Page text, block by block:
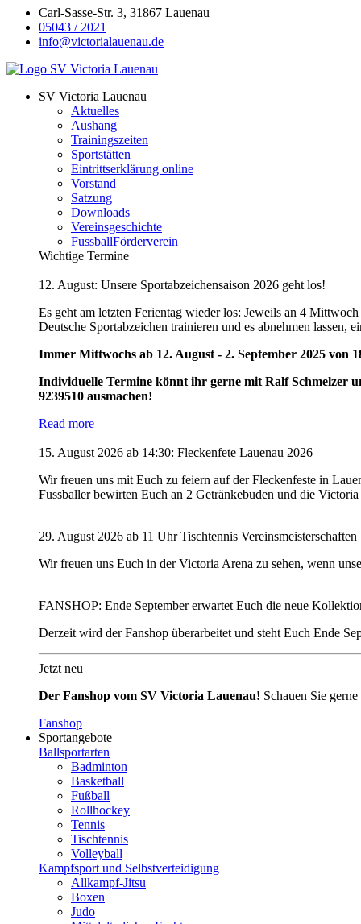
Carl-Sasse-Str. 3, 31867 Lauenau
05043 / 2021
info@victorialauenau.de
SV Victoria Lauenau
Aktuelles
Aushang
Trainingszeiten
Sportstätten
Eintrittserklärung online
Vorstand
Satzung
Downloads
Vereinsgeschichte
FussballFörderverein
Wichtige Termine
12. August: Unsere Sportabzeichensaison 2026 geht los!
Es geht am letzten Ferientag wieder los: Jeweils an 4
Deutsche Sportabzeichen trainieren und es abnehmen
Immer Mittwochs ab 12. August - 2. September 2025
Individuelle Termine könnt ihr gerne mit Ralf Schmelzer
9239510 ausmachen!
Read more
15. August 2026 ab 14:30: Fleckenfete Lauenau 2026
Wir freuen uns mit Euch zu feiern auf der Fleckenfeste in
Fussballer bewirten Euch an 2 Getränkebuden und die
29. August 2026 ab 11 Uhr Tischtennis Vereinsmeisterschaften
Wir freuen uns Euch in der Victoria Arena zu sehen, wenn
FANSHOP: Ende September erwartet Euch die neue
Derzeit wird der Fanshop überarbeitet und steht Euch Ende
Jetzt neu
Der Fanshop vom SV Victoria Lauenau! Schauen Sie
Fanshop
Sportangebote
Ballsportarten
Badminton
Basketball
Fußball
Rollhockey
Tennis
Tischtennis
Volleyball
Kampfsport und Selbstverteidigung
Allkampf-Jitsu
Boxen
Judo